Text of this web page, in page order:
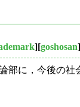
][goshosan
部に，今後の社